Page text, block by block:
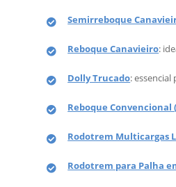
Semirreboque
Reboque Canavieiro:
Dolly Trucado:
Reboque Convencional
Rodotrem Multicargas
Rodotrem para Palha